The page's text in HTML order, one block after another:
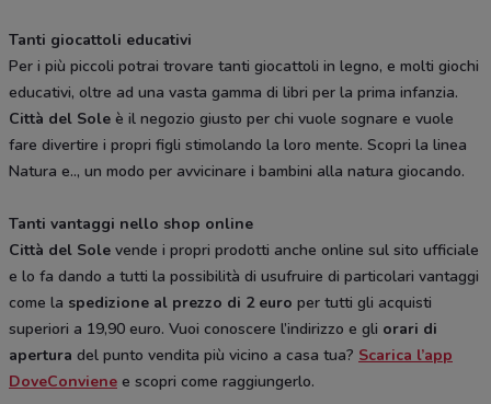
Tanti giocattoli educativi
Per i più piccoli potrai trovare tanti giocattoli in legno, e molti giochi
educativi, oltre ad una vasta gamma di libri per la prima infanzia.
Città del Sole è il negozio giusto per chi vuole sognare e vuole
fare divertire i propri figli stimolando la loro mente. Scopri la linea
Natura e.., un modo per avvicinare i bambini alla natura giocando.
Tanti vantaggi nello shop online
Città del Sole vende i propri prodotti anche online sul sito ufficiale
e lo fa dando a tutti la possibilità di usufruire di particolari vantaggi
come la spedizione al prezzo di 2 euro per tutti gli acquisti
superiori a 19,90 euro. Vuoi conoscere l’indirizzo e gli orari di
apertura del punto vendita più vicino a casa tua? Scarica l’app
DoveConviene e scopri come raggiungerlo.